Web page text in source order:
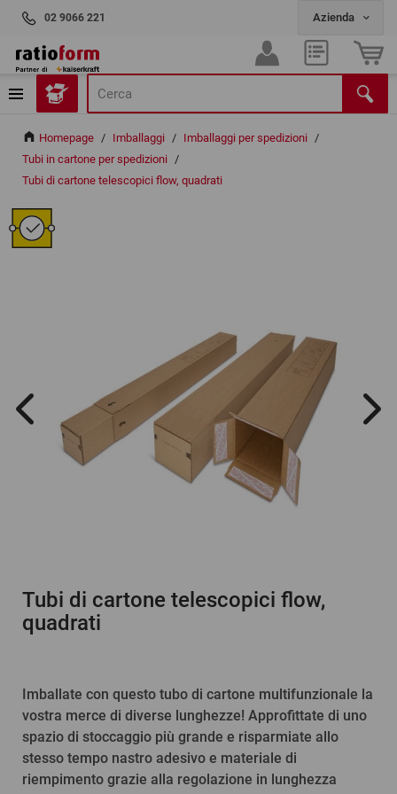
02 9066 221
Homepage / Imballaggi / Imballaggi per spedizioni /
Tubi in cartone per spedizioni /
Tubi di cartone telescopici flow, quadrati
Tubi di cartone telescopici flow,
quadrati
Imballate con questo tubo di cartone multifunzionale la
vostra merce di diverse lunghezze! Approfittate di uno
spazio di stoccaggio più grande e risparmiate allo
stesso tempo nastro adesivo e materiale di
riempimento grazie alla regolazione in lunghezza